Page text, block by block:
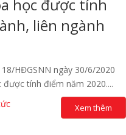
học được tính
liên ngành
HĐGSNN ngày 30/6/2020
tính điểm năm 2020....
Xem thêm